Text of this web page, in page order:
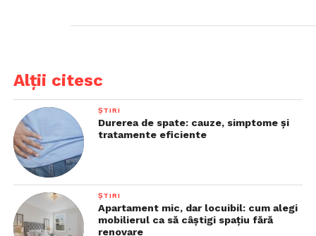
Alții citesc
ȘTIRI
Durerea de spate: cauze, simptome și
tratamente eficiente
ȘTIRI
Apartament mic, dar locuibil: cum alegi
mobilierul ca să câștigi spațiu fără
renovare